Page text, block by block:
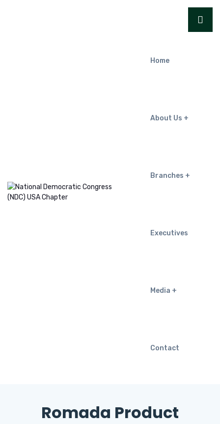
Home
About Us
Branches
Executives
Media
Contact
Romada Product